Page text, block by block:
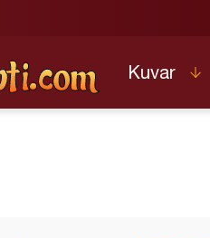
Kuvar